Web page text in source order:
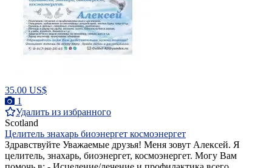
35.00 US$
1
Удалить из избранного
Scotland
Целитель знахарь биоэнергет космоэнергет
Здравствуйте Уважаемые друзья! Меня зовут Алексей. Я
целитель, знахарь, биоэнергет, космоэнергет. Могу Вам